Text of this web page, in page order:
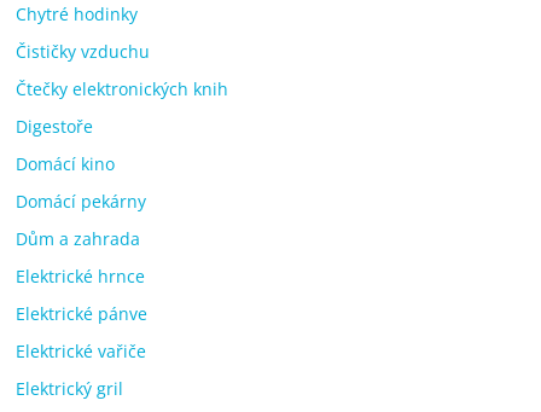
Chytré hodinky
Čističky vzduchu
Čtečky elektronických knih
Digestoře
Domácí kino
Domácí pekárny
Dům a zahrada
Elektrické hrnce
Elektrické pánve
Elektrické vařiče
Elektrický gril